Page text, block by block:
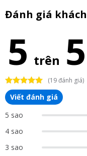
Đánh giá
5 trên 5
(19 đánh giá)
Viết đánh giá
5 sao
4 sao
3 sao